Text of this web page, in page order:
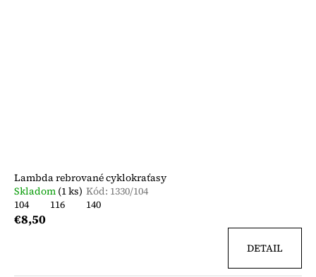
Lambda rebrované cyklokraťasy
Skladom (1 ks) Kód: 1330/104
104
116 140
€8,50
DETAIL